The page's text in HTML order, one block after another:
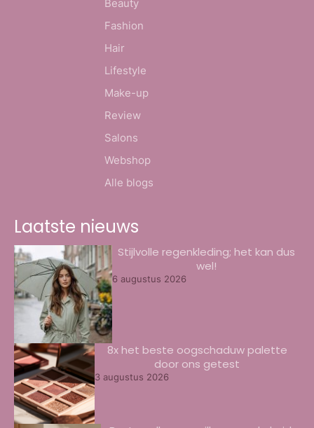
Beauty
Fashion
Hair
Lifestyle
Make-up
Review
Salons
Webshop
Alle blogs
Laatste nieuws
Stijlvolle regenkleding; het kan dus
wel!
6 augustus 2026
8x het beste oogschaduw palette
door ons getest
3 augustus 2026